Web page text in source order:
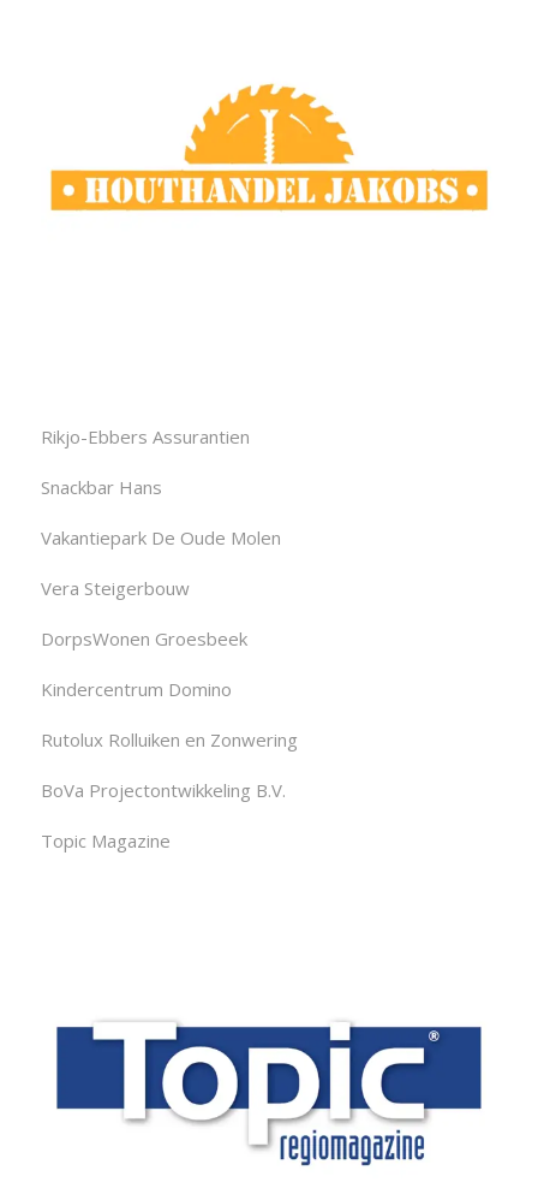
Rikjo-Ebbers Assurantien
Snackbar Hans
Vakantiepark De Oude Molen
Vera Steigerbouw
DorpsWonen Groesbeek
Kindercentrum Domino
Rutolux Rolluiken en Zonwering
BoVa Projectontwikkeling B.V.
Topic Magazine